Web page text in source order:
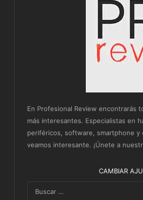
En Profesional Review encontrarás
más interesantes. Especialistas en
periféricos, software, smartphone
veamos interesante. ¡Únete a
CAMBIAR